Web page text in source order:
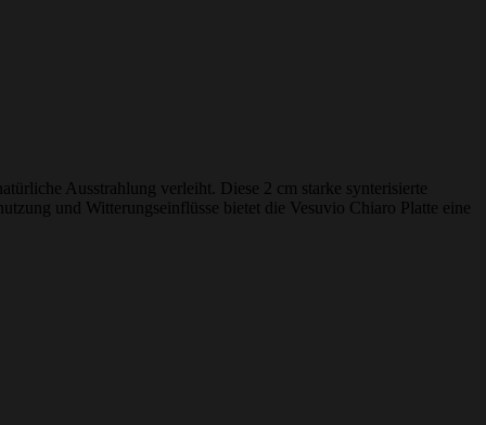
Ausstrahlung verleiht. Diese 2 cm starke synterisierte
und Witterungseinflüsse bietet die Vesuvio Chiaro Platte eine